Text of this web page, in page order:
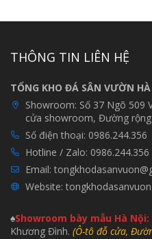
THÔNG TIN LIÊN HỆ
TỔNG KHO ĐÁ SÂN VƯỜN
Showroom: Số 37 Ngõ 509
cửa showroom, Đường
Số điện thoại: 0986.244.356
Hotline / Zalo: 0986.244.356
Email:
Website:
♠Showroom bày mẫu Hà Nội:
Khương Đình. (Ô-tô đỗ cửa,